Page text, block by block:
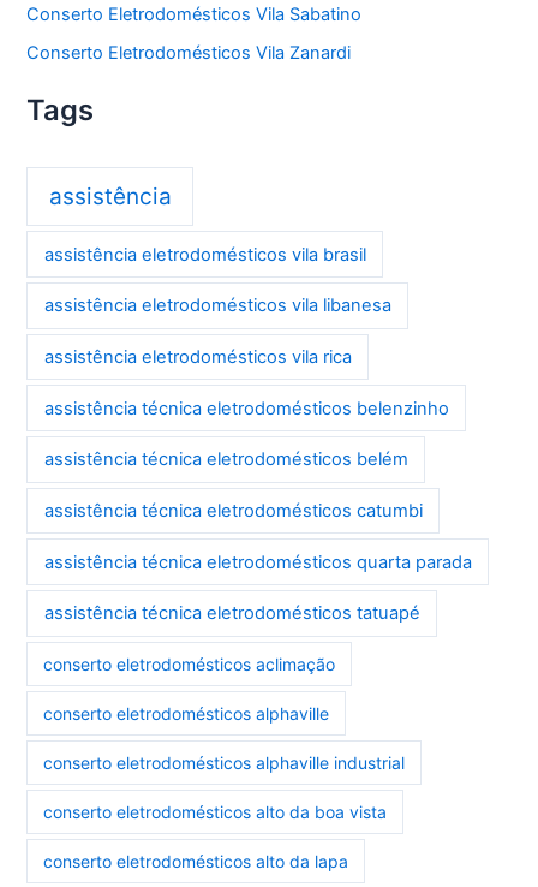
Conserto Eletrodomésticos Vila Sabatino
Conserto Eletrodomésticos Vila Zanardi
Tags
assistência
assistência eletrodomésticos vila brasil
assistência eletrodomésticos vila libanesa
assistência eletrodomésticos vila rica
assistência técnica eletrodomésticos belenzinho
assistência técnica eletrodomésticos belém
assistência técnica eletrodomésticos catumbi
assistência técnica eletrodomésticos quarta parada
assistência técnica eletrodomésticos tatuapé
conserto eletrodomésticos aclimação
conserto eletrodomésticos alphaville
conserto eletrodomésticos alphaville industrial
conserto eletrodomésticos alto da boa vista
conserto eletrodomésticos alto da lapa